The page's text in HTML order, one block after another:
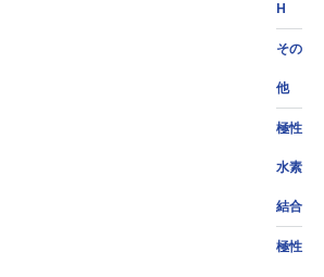
H
その
他
極性
水素
結合
極性